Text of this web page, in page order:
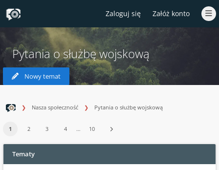
Zaloguj się Załóż konto
Pytania o służbę wojskową
Nowy temat
Nasza społeczność Pytania o służbę wojskową
1 2 3 4 … 10
Tematy